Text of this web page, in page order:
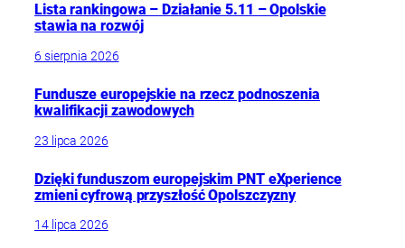
Lista rankingowa – Działanie 5.11 – Opolskie
stawia na rozwój
6 sierpnia 2026
Fundusze europejskie na rzecz podnoszenia
kwalifikacji zawodowych
23 lipca 2026
Dzięki funduszom europejskim PNT eXperience
zmieni cyfrową przyszłość Opolszczyzny
14 lipca 2026